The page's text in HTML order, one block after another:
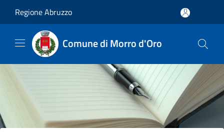
Regione Abruzzo
Comune di Morro d'Oro